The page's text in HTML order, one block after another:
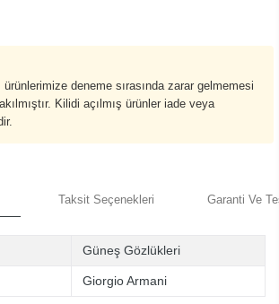
deneme sırasında zarar gelmemesi
Kilidi açılmış ürünler iade veya
Taksit Seçenekleri Garanti Ve
Güneş Gözlükleri
Giorgio Armani